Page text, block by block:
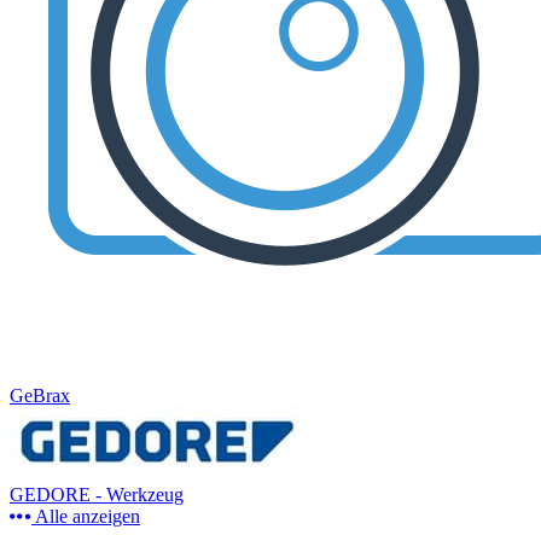
GeBrax
GEDORE - Werkzeug
Alle anzeigen